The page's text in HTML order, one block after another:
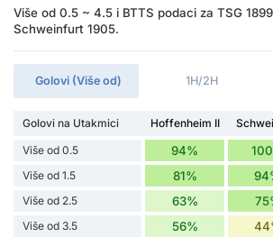
Više od 0.5 ~ 4.5 i BTTS podaci za TSG
Schweinfurt 1905.
Golovi (Više od) 1H/2H
Golovi na Utakmici Hoffenheim II
Više od 0.5
94%
Više od 1.5 81%
Više od 2.5 63%
Više od 3.5 56%